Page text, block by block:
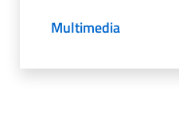
Multimedia